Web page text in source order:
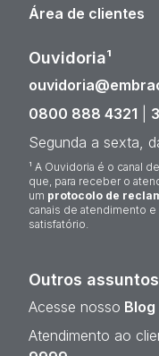
Área de clientes
Ouvidoria¹
0800 888 4321
Segunda a sexta,
¹ A Ouvidoria é o canal
que, para receber o
um protocolo de
canais de atendimento
satisfatório.
Outros assuntos
Acesse nosso Blog
Atendimento ao